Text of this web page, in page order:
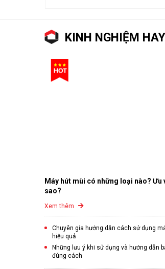
KINH NGHIỆM HAY
Máy hút mùi có những loại nào? Ưu
sao?
Xem thêm
Chuyên gia hướng dẫn cách sử dụng
hiệu quả
Những lưu ý khi sử dụng và hướng dẫn
đúng cách